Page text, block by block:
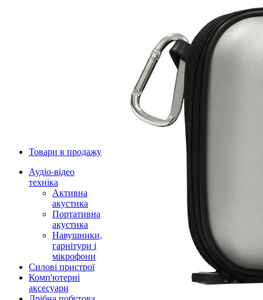
Товари в продажу
Аудіо-відео
техніка
Активна
акустика
Портативна
акустика
Навушники,
гарнітури і
мікрофони
Силові пристрої
Комп'ютерні
аксесуари